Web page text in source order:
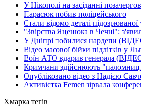
У Нікополі на засіданні
Парасюк побив поліцейського
Стали відомо деталі
"Звірства Яценюка в Чечні":
У Дніпрі побилися нардепи
Відео масової бійки підлітків у
Воїн АТО вдарив генерала
Кримчани здійснюють
Опубліковано відео з Надією
Активістка Femen зірвала
Хмарка тегів